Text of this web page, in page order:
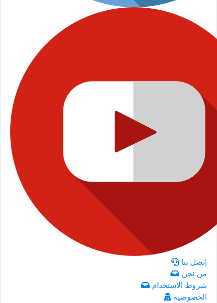
إتصل بنا
من نحن
شروط الاستخدام
الخصوصية